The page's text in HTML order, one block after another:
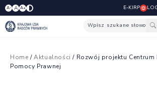
A- A A+ E-KIRP
Wpisz szukane słowo
Home /Aktualności / Rozwój projektu Centrum
Pomocy Prawnej